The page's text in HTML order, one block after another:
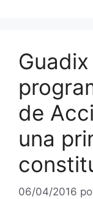
de
una
06/04/2016